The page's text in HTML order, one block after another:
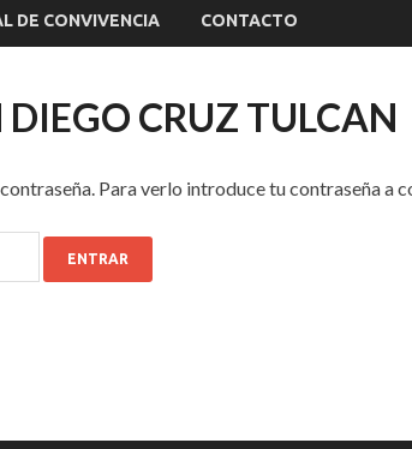
DE CONVIVENCIA CONTACTO
CRUZ TULCAN
Para verlo introduce tu contraseña a